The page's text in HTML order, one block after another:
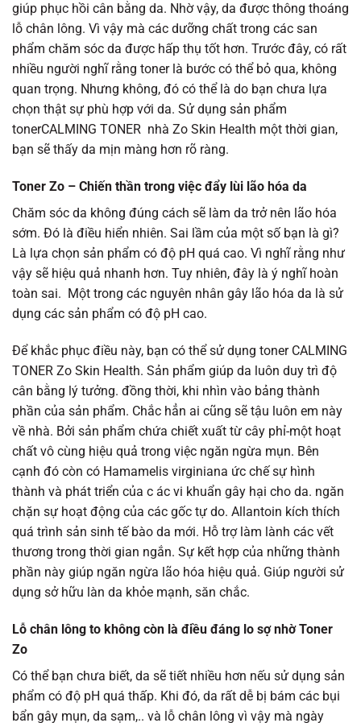
giúp phục hồi cân bằng da. Nhờ vậy, da được thông thoáng
lỗ chân lông. Vì vậy mà các dưỡng chất trong các san
phẩm chăm sóc da được hấp thụ tốt hơn. Trước đây, có rất
nhiều người nghĩ rằng toner là bước có thể bỏ qua, không
quan trọng. Nhưng không, đó có thể là do bạn chưa lựa
chọn thật sự phù hợp với da. Sử dụng sản phẩm
tonerCALMING TONER nhà Zo Skin Health một thời gian,
bạn sẽ thấy da mịn màng hơn rõ ràng.
Toner Zo – Chiến thần trong việc đẩy lùi lão hóa da
Chăm sóc da không đúng cách sẽ làm da trở nên lão hóa
sớm. Đó là điều hiển nhiên. Sai lầm của một số bạn là gì?
Là lựa chọn sản phẩm có độ pH quá cao. Vì nghĩ rằng như
vậy sẽ hiệu quả nhanh hơn. Tuy nhiên, đây là ý nghĩ hoàn
toàn sai. Một trong các nguyên nhân gây lão hóa da là sử
dụng các sản phẩm có độ pH cao.
Để khắc phục điều này, bạn có thể sử dụng toner CALMING
TONER Zo Skin Health. Sản phẩm giúp da luôn duy trì độ
cân bằng lý tưởng. đồng thời, khi nhìn vào bảng thành
phần của sản phẩm. Chắc hẳn ai cũng sẽ tậu luôn em này
về nhà. Bởi sản phẩm chứa chiết xuất từ cây phỉ-một hoạt
chất vô cùng hiệu quả trong việc ngăn ngừa mụn. Bên
cạnh đó còn có Hamamelis virginiana ức chế sự hình
thành và phát triển của c ác vi khuẩn gây hại cho da. ngăn
chặn sự hoạt động của các gốc tự do. Allantoin kích thích
quá trình sản sinh tế bào da mới. Hỗ trợ làm lành các vết
thương trong thời gian ngắn. Sự kết hợp của những thành
phần này giúp ngăn ngừa lão hóa hiệu quả. Giúp người sử
dụng sở hữu làn da khỏe mạnh, săn chắc.
Lỗ chân lông to không còn là điều đáng lo sợ nhờ Toner
Zo
Có thể bạn chưa biết, da sẽ tiết nhiều hơn nếu sử dụng sản
phẩm có độ pH quá thấp. Khi đó, da rất dễ bị bám các bụi
bẩn gây mụn, da sạm,.. và lỗ chân lông vì vậy mà ngày